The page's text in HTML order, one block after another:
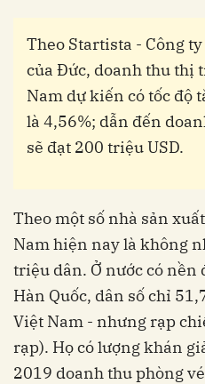
Theo Startista - Công
của Đức, doanh thu thị
Nam dự kiến có tốc độ
là 4,56%; dẫn đến
sẽ đạt 200 triệu USD.
Theo một số nhà sản
Nam hiện nay là không
triệu dân. Ở nước có
Hàn Quốc, dân số chỉ
Việt Nam - nhưng rạp
rạp). Họ có lượng khán
2019 doanh thu phòng